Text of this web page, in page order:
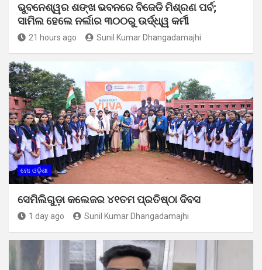
ଭୁବନେଶ୍ୱର ଶଙ୍ଖ ଭବନରେ ବିଜେଡି ମିଶ୍ରଣ ପର୍ବ;
ସାମିଲ ହେଲେ ନର୍ଲାର ୩୦୦ରୁ ଉର୍ଦ୍ଧ୍ୱ କର୍ମୀ
21 hours ago Sunil Kumar Dhangadamajhi
ମୋ ଓଡ଼ିଶା
ସେମିଲିଗୁଡ଼ା କଲେଜର ୪୧ତମ ପ୍ରତିଷ୍ଠା ଦିବସ
1 day ago Sunil Kumar Dhangadamajhi